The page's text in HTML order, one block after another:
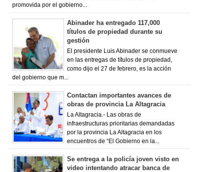
promovida por el gobierno...
Abinader ha entregado 117,000
títulos de propiedad durante su
gestión
El presidente Luis Abinader se conmueve
en las entregas de títulos de propiedad,
como dijo el 27 de febrero, es la acción
del gobierno que m...
Contactan importantes avances de
obras de provincia La Altagracia
La Altagracia.- Las obras de
infraestructuras prioritarias demandadas
por la provincia La Altagracia en los
encuentros de “El Gobierno en la...
Se entrega a la policía joven visto en
video intentando atracar banca de